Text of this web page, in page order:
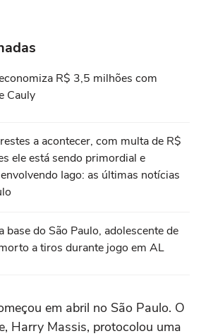
R$ 3,5 milhões com
Cauly
a acontecer, com multa de R$
ele está sendo primordial e
Iago: as últimas notícias
base do São Paulo, adolescente de
a tiros durante jogo em AL
em abril no São Paulo. O
Harry Massis, protocolou uma